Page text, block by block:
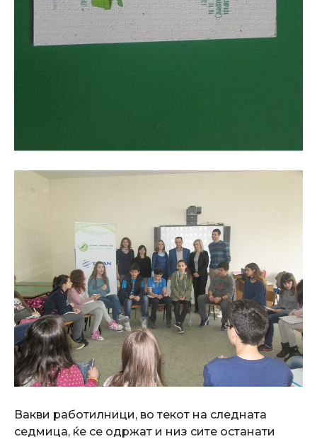
Вакви работилници, во текот на следната
седмица, ќе се одржат и низ сите останати